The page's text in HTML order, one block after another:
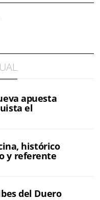
apuesta
el
histórico
y referente
del Duero